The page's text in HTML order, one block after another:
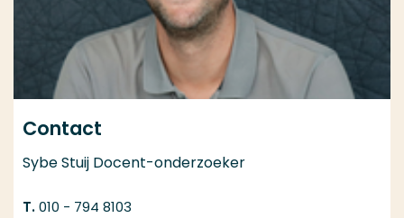
Contact
Sybe Stuij Docent-onderzoeker
010 - 794 8103